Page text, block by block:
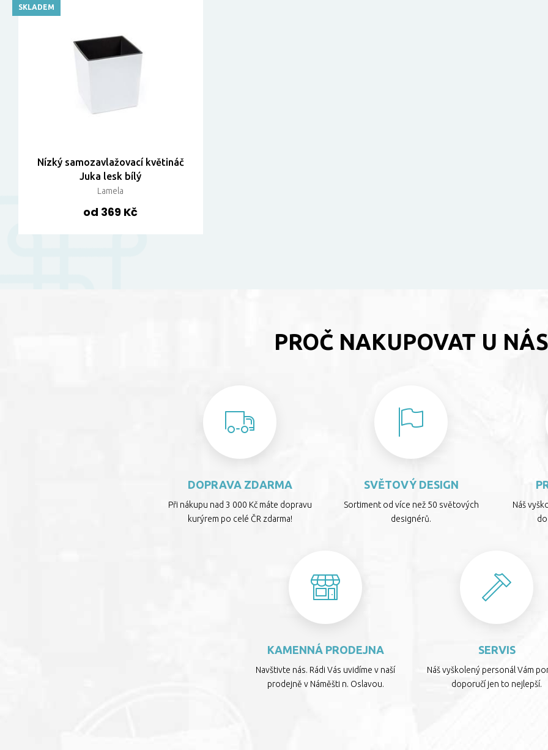
Nízký samozavlažovací květináč
Juka lesk bílý
Lamela
od 369 Kč
SKLADEM
PROČ NAKUPOVAT U NÁS
DOPRAVA ZDARMA
Při nákupu nad 3 000 Kč máte dopravu
kurýrem po celé ČR zdarma!
SVĚTOVÝ DESIGN
Sortiment od více než 50 světových
designérů.
Náš
KAMENNÁ PRODEJNA
Navštivte nás. Rádi Vás uvidíme v naší
prodejně v Náměšti n. Oslavou.
SERVIS
Náš vyškolený personál Vám
doporučí jen to nejlepší.